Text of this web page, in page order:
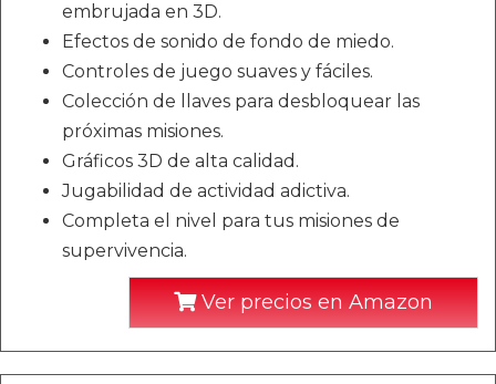
embrujada en 3D.
Efectos de sonido de fondo de miedo.
Controles de juego suaves y fáciles.
Colección de llaves para desbloquear las
próximas misiones.
Gráficos 3D de alta calidad.
Jugabilidad de actividad adictiva.
Completa el nivel para tus misiones de
supervivencia.
Ver precios en Amazon